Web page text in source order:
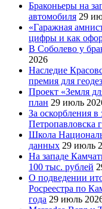
Браконьеры на
автомобиля 29
«Гаражная
цифры и как
В Соболево у
2026
Наследие
премия для
Проект «Земля
план 29 июль
За оскорбления в
Петропавловска
Школа
данных 29 июль
На западе
100 тыс. рублей
О подведении
Росреестра по
года 29 июль